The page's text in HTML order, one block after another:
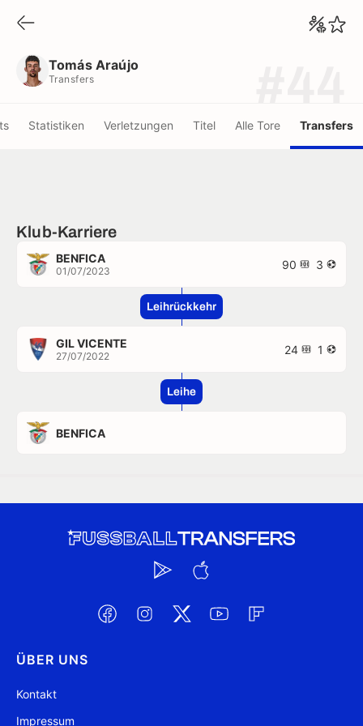
Tomás Araújo
Transfers
Statistiken Verletzungen Titel Alle Tore Transfers
Klub-Karriere
BENFICA
01/07/2023 90 3
Leihrückkehr
GIL VICENTE
27/07/2022 24 1
Leihe
BENFICA
ÜBER UNS
Kontakt
Impressum